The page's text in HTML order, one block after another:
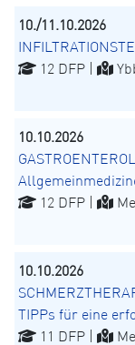
10./11.10.2026
12 DFP |
10.10.2026
12 DFP |
10.10.2026
TIPPs für eine
11 DFP |